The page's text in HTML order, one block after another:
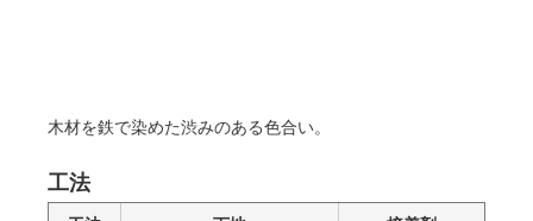
木材を鉄で染めた渋みのある色合い。
工法